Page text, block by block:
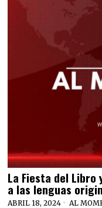
La Fiesta del Libro
a las lenguas
ABRIL 18, 2024 AL